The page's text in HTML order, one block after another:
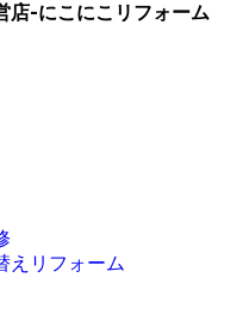
店-にこにこリフォーム
えリフォーム